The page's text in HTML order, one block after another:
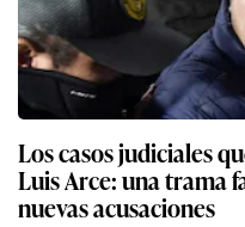
Los casos judiciales
Luis Arce: una trama
nuevas acusaciones